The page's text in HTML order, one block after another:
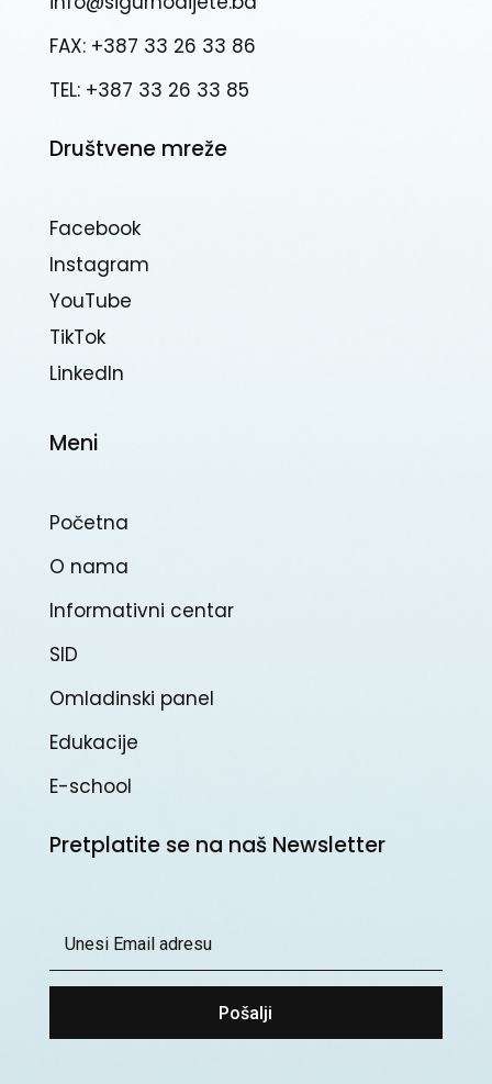
FAX: +387 33 26 33 86
TEL: +387 33 26 33 85
Društvene mreže
Facebook
Instagram
YouTube
TikTok
Linkedln
Meni
Početna
O nama
Informativni centar
SID
Omladinski panel
Edukacije
E-school
Pretplatite se na naš Newsletter
Pošalji